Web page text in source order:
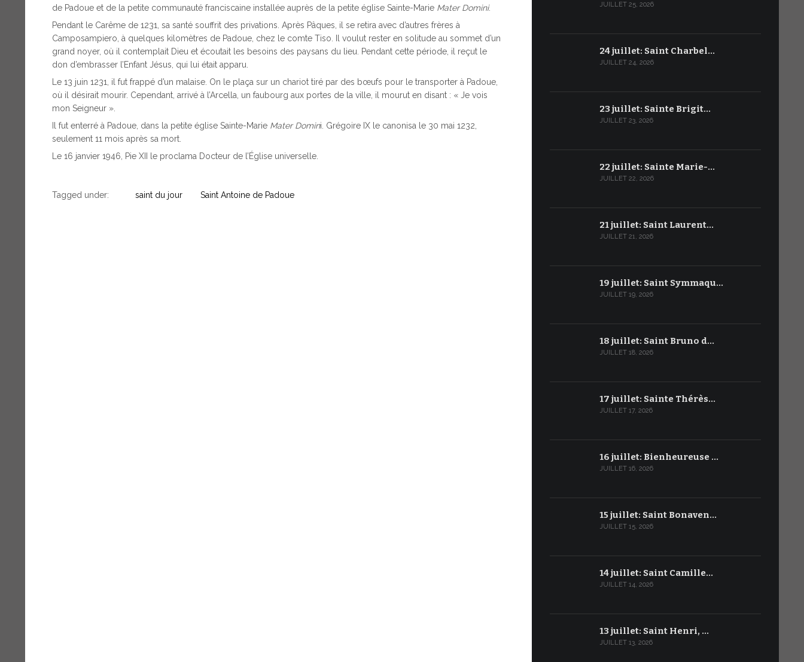
de Padoue et de la petite communauté franciscaine installée auprès de la petite église Sainte-Marie Mater Domini.
Pendant le Carême de 1231, sa santé souffrit des privations. Après Pâques, il se retira avec d’autres frères à
Camposampiero, à quelques kilomètres de Padoue, chez le comte Tiso. Il voulut rester en solitude au sommet d’un
grand noyer, où il contemplait Dieu et écoutait les besoins des paysans du lieu. Pendant cette période, il reçut le
don d’embrasser l’Enfant Jésus, qui lui était apparu.
Le 13 juin 1231, il fut frappé d’un malaise. On le plaça sur un chariot tiré par des bœufs pour le transporter à Padoue,
où il désirait mourir. Cependant, arrivé à l’Arcella, un faubourg aux portes de la ville, il mourut en disant : « Je vois
mon Seigneur ».
Il fut enterré à Padoue, dans la petite église Sainte-Marie Mater Domini. Grégoire IX le canonisa le 30 mai 1232,
seulement 11 mois après sa mort.
Le 16 janvier 1946, Pie XII le proclama Docteur de l’Église universelle.
Tagged under: saint du jour Saint Antoine de Padoue
JUILLET 25, 2026
24 juillet: Saint Charbel…
JUILLET 24, 2026
23 juillet: Sainte Brigit…
JUILLET 23, 2026
22 juillet: Sainte Marie-…
JUILLET 22, 2026
21 juillet: Saint Laurent…
JUILLET 21, 2026
19 juillet: Saint Symmaqu…
JUILLET 19, 2026
18 juillet: Saint Bruno d…
JUILLET 18, 2026
17 juillet: Sainte Thérès…
JUILLET 17, 2026
16 juillet: Bienheureuse …
JUILLET 16, 2026
15 juillet: Saint Bonaven…
JUILLET 15, 2026
14 juillet: Saint Camille…
JUILLET 14, 2026
13 juillet: Saint Henri, …
JUILLET 13, 2026